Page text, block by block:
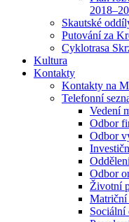
Skautské
Putování za
Cyklotrasa
Kultura
Kontakty
Kontakty na
Telefonní
Vedení
Odbor
Odbor
Odbor
Životní
Matriční
Sociální